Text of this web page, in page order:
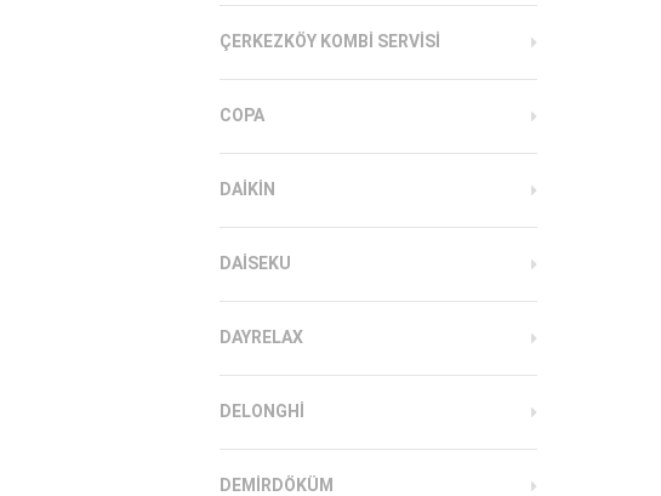
ÇERKEZKÖY KOMBI SERVISI
COPA
DAIKIN
DAISEKU
DAYRELAX
DELONGHI
DEMIRDÖKÜM